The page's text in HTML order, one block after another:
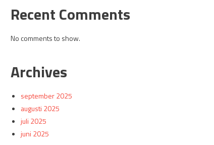
Recent Comments
No comments to show.
Archives
september 2025
augusti 2025
juli 2025
juni 2025